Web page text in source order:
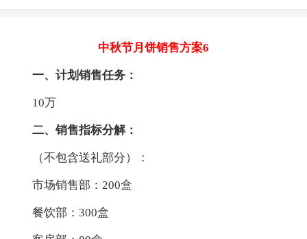
中秋节月饼销售方案6
一、计划销售任务：
10万
二、销售指标分解：
（不包含送礼部分）：
市场销售部：200盒
餐饮部：300盒